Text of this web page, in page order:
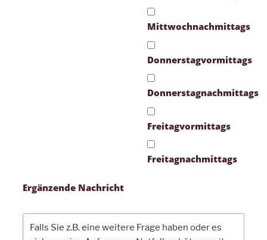
Mittwochnachmittags
Donnerstagvormittags
Donnerstagnachmittags
Freitagvormittags
Freitagnachmittags
Ergänzende Nachricht